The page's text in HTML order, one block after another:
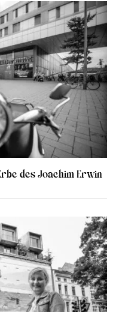
des Joachim Erwin